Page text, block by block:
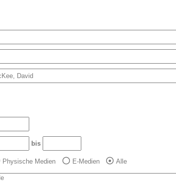
bis
Physische Medien E-Medien Alle